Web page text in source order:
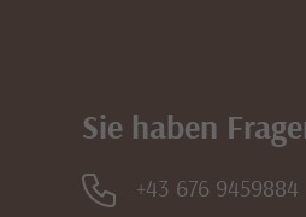
Sie haben
+43 676 9459884